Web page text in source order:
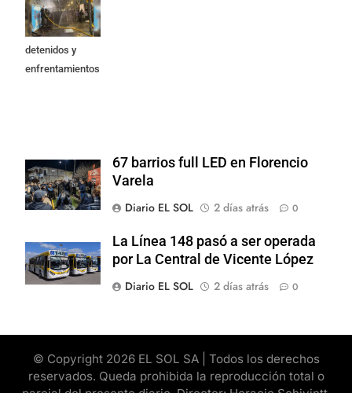
Propiedad
Privada: hubo
detenidos y
enfrentamientos
67 barrios full LED en Florencio
Varela
Diario EL SOL
2 días atrás 0
La Línea 148 pasó a ser operada
por La Central de Vicente López
Diario EL SOL
2 días atrás 0
© Copyright 2026 EL SOL SA | Todos los derechos
reservados. Queda prohibida la reproducción total o